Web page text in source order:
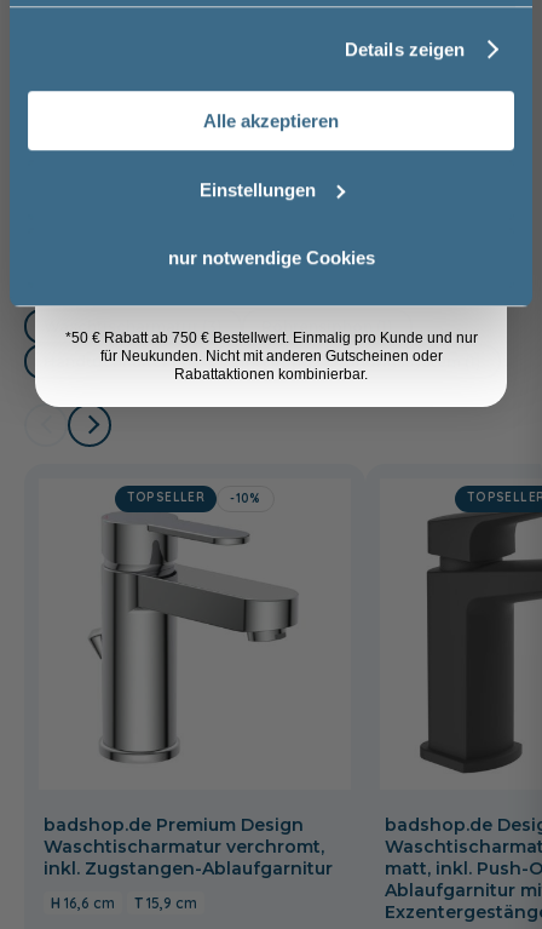
Details zeigen
Alle akzeptieren
Einstellungen
nur notwendige Cookies
Nachbildung
i
Weitere Artikel der Serie
Das passt dazu
Handtuchhalter (4)
Einteilung - Ordnungssystem (1)
TOPSELLER -10%
badshop.de Premium Design
Waschtischarmatur verchromt,
inkl. Zugstangen-Ablaufgarnitur
16,6 cm 15,9 cm
badshop.de
matt, inkl. Push-
Ablaufgarnitur
Email
Anmelden
*50 € Rabatt ab 750 € Bestellwert. Einmalig pro Kunde und nur
für Neukunden. Nicht mit anderen Gutscheinen oder
Rabattaktionen kombinierbar.